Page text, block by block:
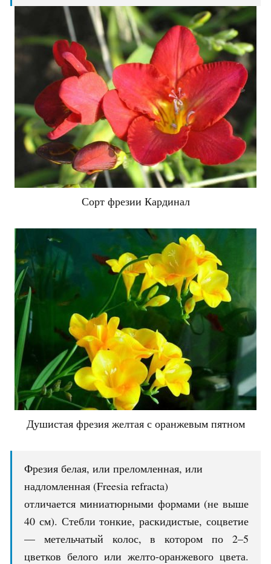
Сорт фрезии Кардинал
Душистая фрезия желтая с оранжевым пятном
Фрезия белая, или преломленная, или
надломленная (Freesia refracta)
отличается миниатюрными формами (не выше
40 см). Стебли тонкие, раскидистые, соцветие
— метельчатый колос, в котором по 2–5
цветков белого или желто-оранжевого цвета.